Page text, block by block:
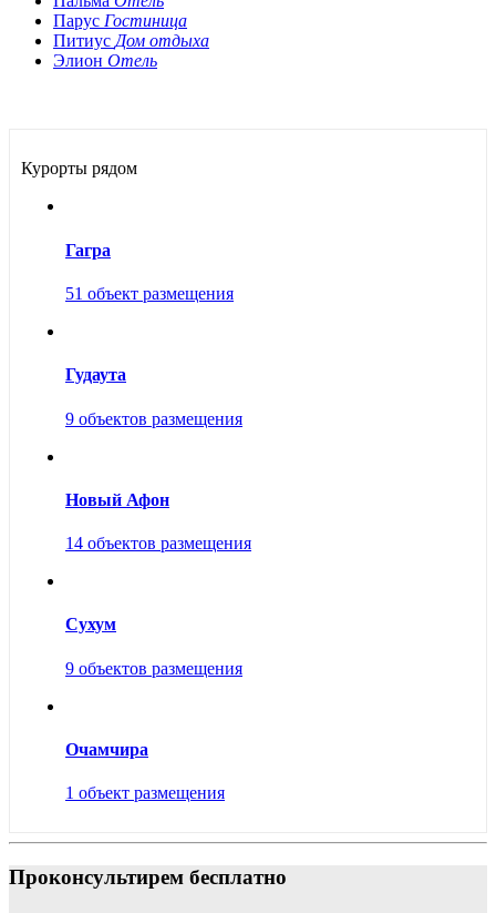
Парус Гостиница
ПитиусДом отдыха
Элион Отель
Курорты рядом
Гагра
51 объект размещения
Гудаута
9 объектов размещения
Новый Афон
14 объектов размещения
Сухум
9 объектов размещения
Очамчира
1 объект размещения
Проконсультирем бесплатно